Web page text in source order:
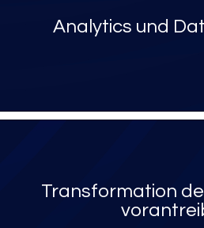
Analytics und
Transformation